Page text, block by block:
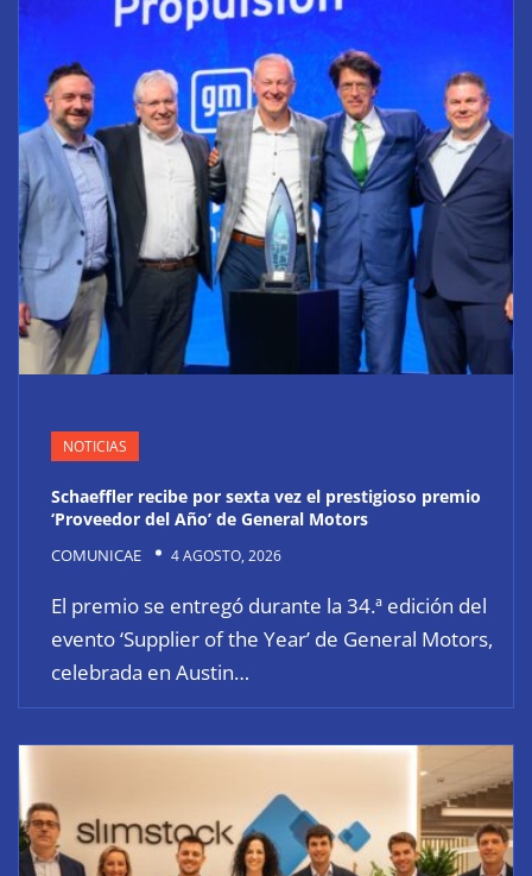
NOTICIAS
Schaeffler recibe por sexta vez el prestigioso premio
‘Proveedor del Año’ de General Motors
COMUNICAE 4 AGOSTO, 2026
El premio se entregó durante la 34.ª edición del
evento ‘Supplier of the Year’ de General Motors,
celebrada en Austin…